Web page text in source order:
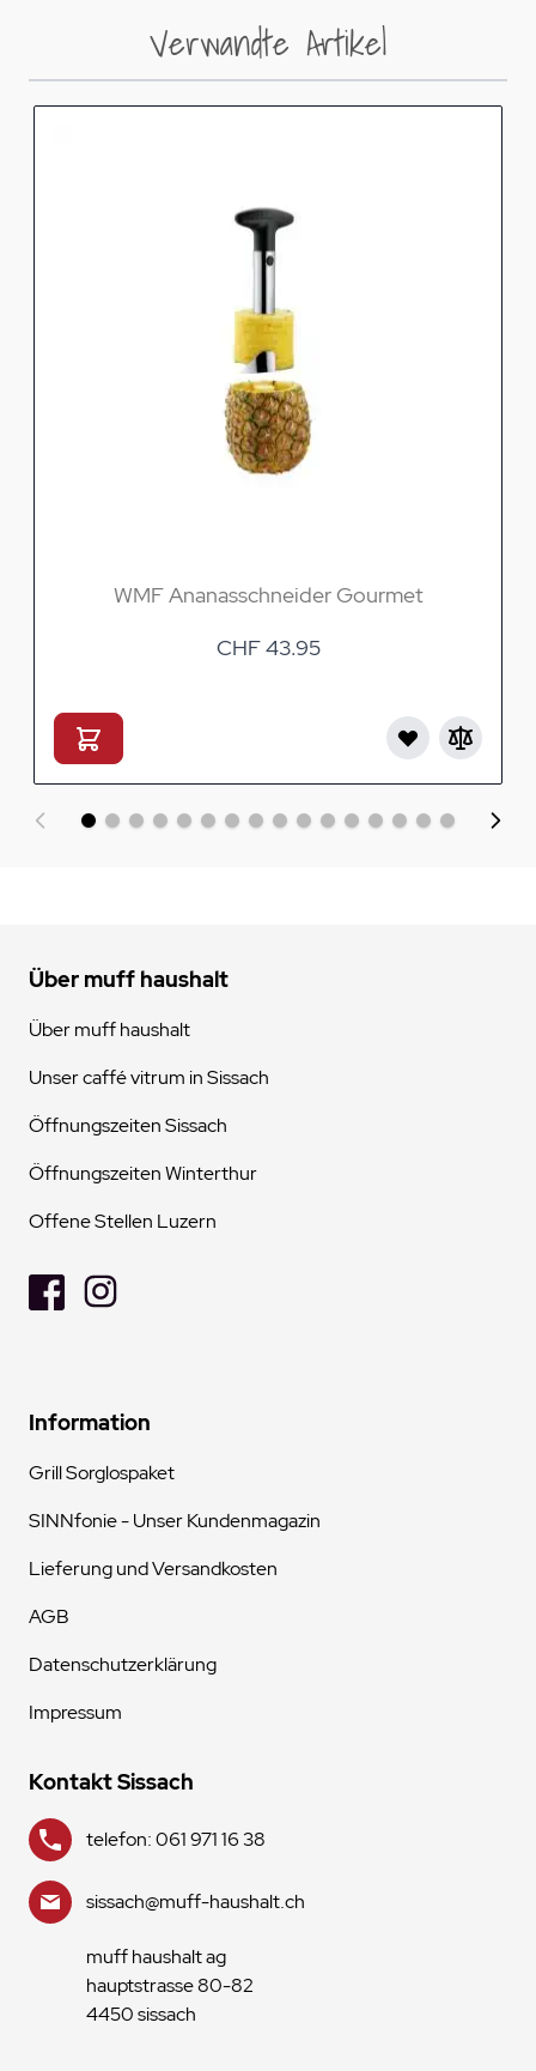
Verwandte Artikel
WMF Ananasschneider Gourmet
CHF 43.95
Über muff haushalt
Über muff haushalt
Unser caffé vitrum in Sissach
Öffnungszeiten Sissach
Öffnungszeiten Winterthur
Offene Stellen Luzern
Information
Grill Sorglospaket
SINNfonie - Unser Kundenmagazin
Lieferung und Versandkosten
AGB
Datenschutzerklärung
Impressum
Kontakt Sissach
telefon: 061 971 16 38
sissach@muff-haushalt.ch
muff haushalt ag
hauptstrasse 80-82
4450 sissach